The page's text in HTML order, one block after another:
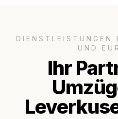
DIENSTLEISTUNGEN
UND
Ihr